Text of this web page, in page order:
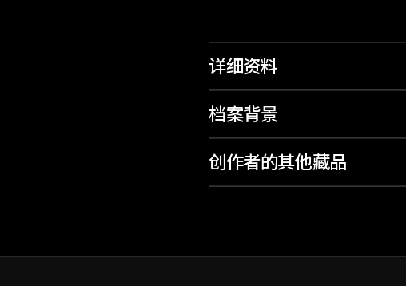
详细资料
档案背景
创作者的其他藏品